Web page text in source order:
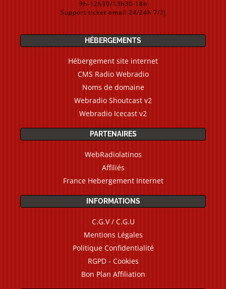
9h-12h30/13h30-18h
Support ticket email 24/24h 7/7j
HÉBERGEMENTS
Hébergement site internet
CMS Radio Webradio
Noms de domaine
Webradio Shoutcast v2
Webradio Icecast v2
PARTENAIRES
WebRadiolatinos
Affiliés
France Hebergement Internet
INFORMATIONS
C.G.V / C.G.U
Mentions Légales
Politique Confidentialité
RGPD - Cookies
Bon Plan Affiliation